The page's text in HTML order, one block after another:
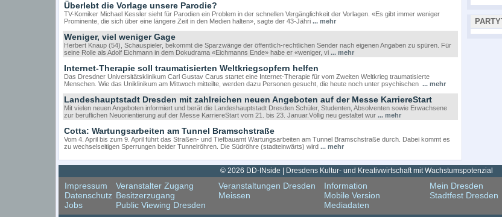
Cookie Consent plugin for the EU cookie law
Überlebt die Vorlage unsere Parodie?
TV-Komiker Michael Kessler sieht für Parodien ein Problem in der schnellen Vergänglichkeit der Vorlagen. «Es gibt immer weniger
Prominente, die sich über eine längere Zeit in den Medien halten», sagte der 43-Jähri ... mehr
Weniger, viel weniger Gage
Herbert Knaup (54), Schauspieler, bekommt die Sparzwänge der öffentlich-rechtlichen Sender nach eigenen Angaben zu spüren. Für
seine Rolle als Adolf Eichmann in dem Dokudrama «Eichmanns Ende» habe er «weniger, vi ... mehr
Internet-Therapie soll traumatisierten Weltkriegsopfern helfen
Das Dresdner Universitätsklinikum Carl Gustav Carus startet eine Internet-Therapie für vom Zweiten Weltkrieg traumatisierte
Menschen. Wie das Uniklinikum am Mittwoch mitteilte, werden dazu Personen gesucht, die heute noch unter psychischen ... mehr
Landeshauptstadt Dresden mit zahlreichen neuen Angeboten auf der Messe KarriereStart
Mit vielen neuen Angeboten informiert und berät die Landeshauptstadt Dresden Schüler, Studenten, Absolventen sowie Erwachsene
zur beruflichen Neuorientierung auf der Messe KarriereStart vom 21. bis 23. Januar.Völlig neu gestaltet wur ... mehr
Cotta: Wartungsarbeiten am Tunnel Bramschstraße
Vom 4. April bis zum 9. April führt das Straßen- und Tiefbauamt Wartungsarbeiten am Tunnel Bramschstraße durch. Dabei kommt es
zu wechselseitigen Sperrungen beider Tunnelröhren. Die Südröhre (stadteinwärts) wird ... mehr
© 2026 DD-INside | Dresdens Kultur- und Kreativwirtschaft mit Wachstumspotenzial
Impressum
Datenschutz
Jobs
Veranstalter Zugang
Besitzerzugang
Public Viewing Dresden
Veranstaltungen Dresden
Meissen
Information
Mobile Version
Mediadaten
Mein Dresden
Stadtfest Dresden